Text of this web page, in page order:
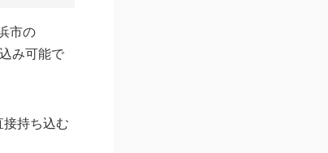
市の
み可能で
持ち込む